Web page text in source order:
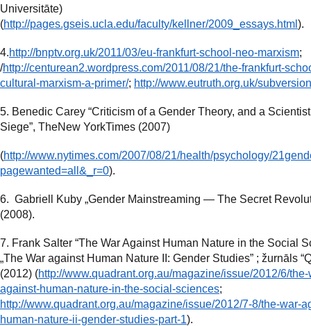
Universitāte)
(http://pages.gseis.ucla.edu/faculty/kellner/2009_essays.html).
4.http://bnptv.org.uk/2011/03/eu-frankfurt-school-neo-marxism;
/http://centurean2.wordpress.com/2011/08/21/the-frankfurt-
cultural-marxism-a-primer/; http://www.eutruth.org.uk/
5. Benedic Carey “Criticism of a Gender Theory, and a
Siege”, TheNew YorkTimes (2007)
(http://www.nytimes.com/2007/08/21/health/psychology/
pagewanted=all&_r=0).
6. Gabriell Kuby „Gender Mainstreaming — The Secret
(2008).
7. Frank Salter “The War Against Human Nature in the Social
„The War against Human Nature II: Gender Studies” ; žurnāls
(2012) (http://www.quadrant.org.au/magazine/issue/2012/6/the-
against-human-nature-in-the-social-sciences;
http://www.quadrant.org.au/magazine/issue/2012/7-8/the-war-
human-nature-ii-gender-studies-part-1).